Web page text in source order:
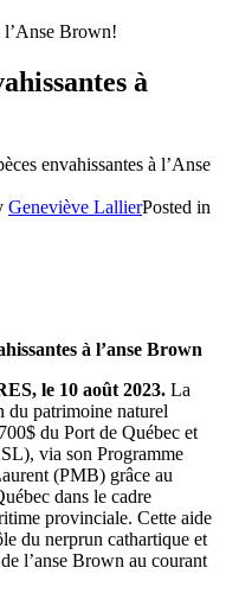
à
envahissantes à l’Anse
Geneviève LallierPosted in
à l’anse Brown
le 10 août 2023. La
du patrimoine naturel
du Port de Québec et
via son Programme
(PMB) grâce au
dans le cadre
provinciale. Cette aide
du nerprun cathartique et
l’anse Brown au courant